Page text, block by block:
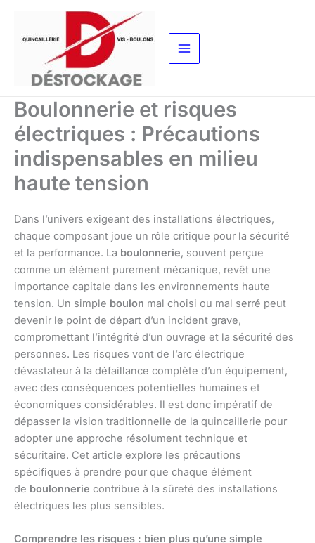
contenu
Boulonnerie et risques
électriques : Précautions
indispensables en milieu
haute tension
Dans l’univers exigeant des installations électriques,
chaque composant joue un rôle critique pour la sécurité
et la performance. La boulonnerie, souvent perçue
comme un élément purement mécanique, revêt une
importance capitale dans les environnements haute
tension. Un simple boulon mal choisi ou mal serré peut
devenir le point de départ d’un incident grave,
compromettant l’intégrité d’un ouvrage et la sécurité des
personnes. Les risques vont de l’arc électrique
dévastateur à la défaillance complète d’un équipement,
avec des conséquences potentielles humaines et
économiques considérables. Il est donc impératif de
dépasser la vision traditionnelle de la quincaillerie pour
adopter une approche résolument technique et
sécuritaire. Cet article explore les précautions
spécifiques à prendre pour que chaque élément
de boulonnerie contribue à la sûreté des installations
électriques les plus sensibles.
Comprendre les risques : bien plus qu’une simple